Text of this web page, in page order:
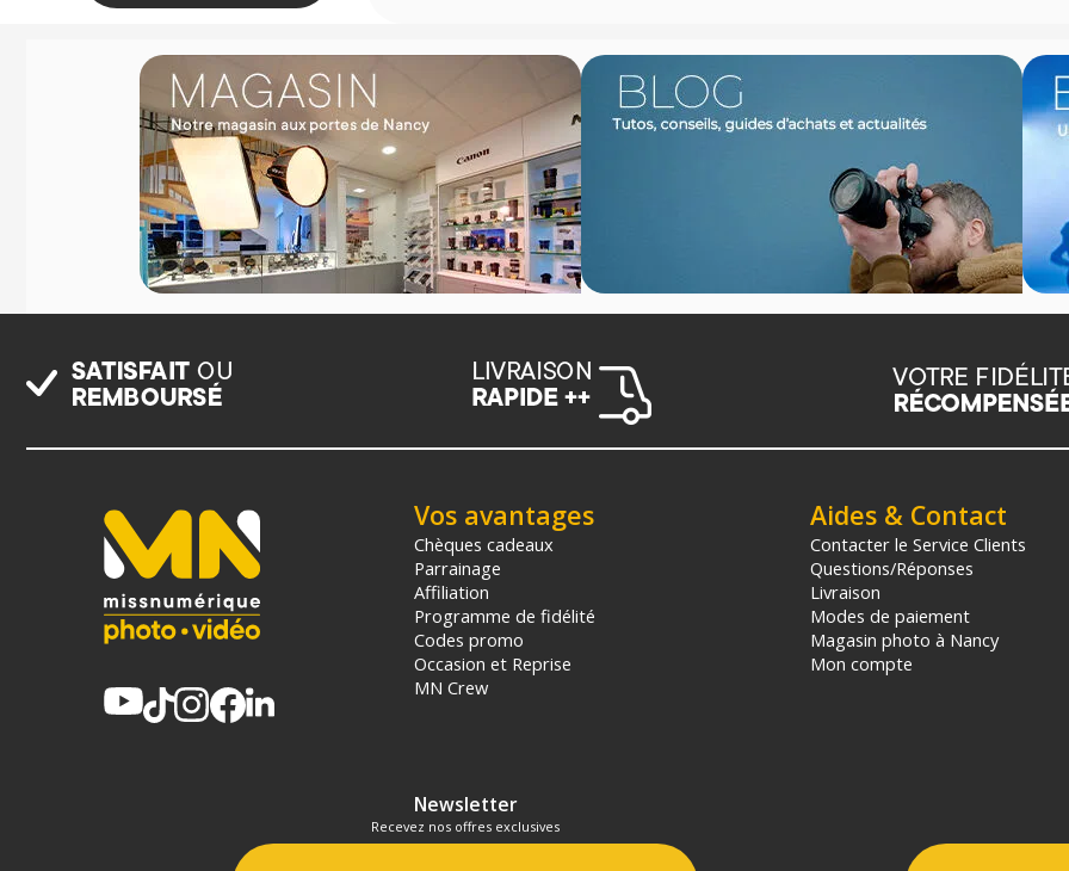
Vos avantages
Chèques cadeaux
Parrainage
Affiliation
Programme de fidélité
Codes promo
Occasion et Reprise
MN Crew
Aides & Contact
Contacter le Service Clients
Questions/Réponses
Livraison
Modes de paiement
Magasin photo à Nancy
Mon compte
Newsletter
Recevez nos offres exclusives